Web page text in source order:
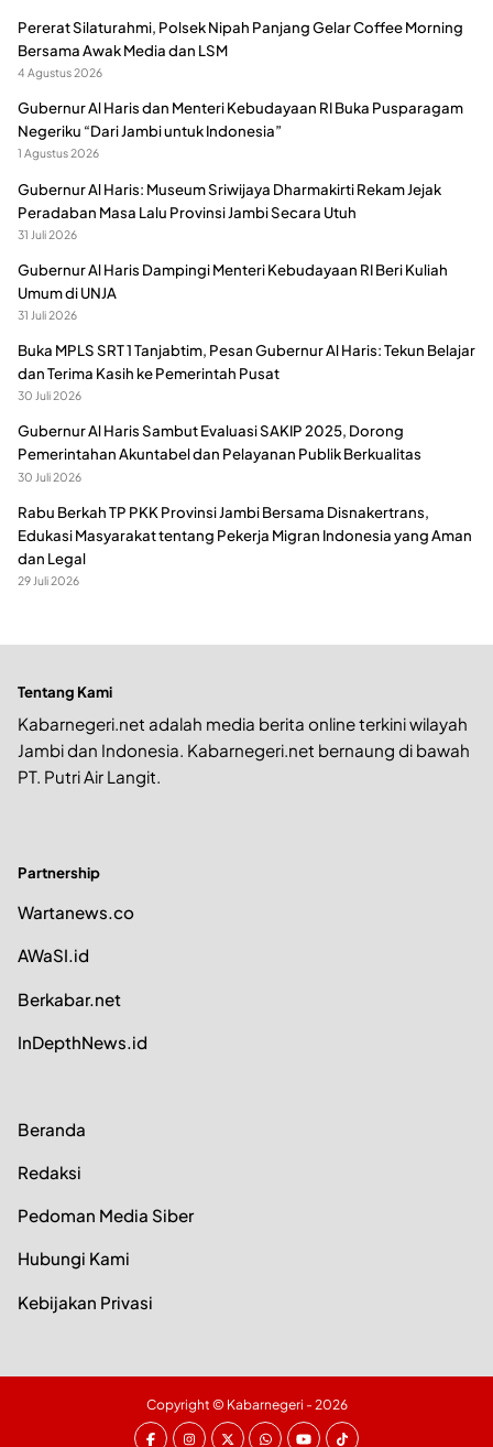
Pererat Silaturahmi, Polsek Nipah Panjang Gelar Coffee Morning
Bersama Awak Media dan LSM
4 Agustus 2026
Gubernur Al Haris dan Menteri Kebudayaan RI Buka Pusparagam
Negeriku “Dari Jambi untuk Indonesia”
1 Agustus 2026
Gubernur Al Haris: Museum Sriwijaya Dharmakirti Rekam Jejak
Peradaban Masa Lalu Provinsi Jambi Secara Utuh
31 Juli 2026
Gubernur Al Haris Dampingi Menteri Kebudayaan RI Beri Kuliah
Umum di UNJA
31 Juli 2026
Buka MPLS SRT 1 Tanjabtim, Pesan Gubernur Al Haris: Tekun Belajar
dan Terima Kasih ke Pemerintah Pusat
30 Juli 2026
Gubernur Al Haris Sambut Evaluasi SAKIP 2025, Dorong
Pemerintahan Akuntabel dan Pelayanan Publik Berkualitas
30 Juli 2026
Rabu Berkah TP PKK Provinsi Jambi Bersama Disnakertrans,
Edukasi Masyarakat tentang Pekerja Migran Indonesia yang Aman
dan Legal
29 Juli 2026
Tentang Kami
Kabarnegeri.net adalah media berita online terkini wilayah
Jambi dan Indonesia. Kabarnegeri.net bernaung di bawah
PT. Putri Air Langit.
Partnership
Wartanews.co
AWaSI.id
Berkabar.net
InDepthNews.id
Beranda
Redaksi
Pedoman Media Siber
Hubungi Kami
Kebijakan Privasi
Copyright © Kabarnegeri - 2026